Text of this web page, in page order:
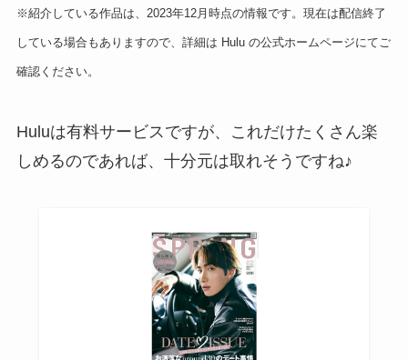
※紹介している作品は、2023年12月時点の情報です。現在は配信終了
している場合もありますので、詳細は Hulu の公式ホームページにてご
確認ください。
Huluは有料サービスですが、これだけたくさん楽
しめるのであれば、十分元は取れそうですね♪